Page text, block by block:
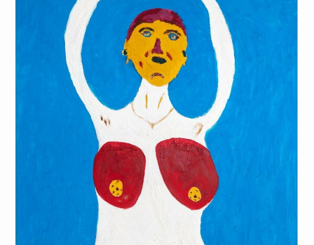
Юлия Косульникова никогда не
занималась в арт-студиях и выработала
свой узнаваемый стиль сама, хотя в это
и трудно поверить, глядя на то, как она
работает с цветом, формой и
композицией, как точно выбирает меру
условности в трактовке человеческих
фигур. Обладая фотографической
памятью, художница детально
фиксирует интересующие ее
фрагменты окружающего мира и
воспроизводит их в своей графике.
Подробнее